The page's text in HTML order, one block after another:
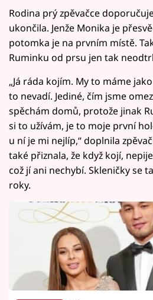
Rodina prý zpěvačce
ukončila. Jenže Monika je
potomka je na prvním místě.
Ruminku od prsu jen tak
„Já ráda kojím. My to máme
to nevadí. Jediné, čím jsme
spěchám domů, protože jinak
si to užívám, je to moje první
u ní je mi nejlíp,“ doplnila
také přiznala, že když kojí,
což jí ani nechybí. Skleničky se
roky.